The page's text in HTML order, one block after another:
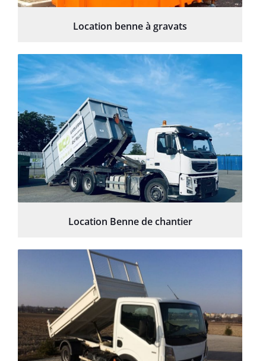
Location benne à gravats
Location Benne de chantier